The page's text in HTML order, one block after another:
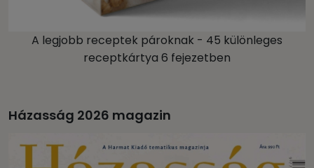
A legjobb receptek pároknak - 45 különleges
receptkártya 6 fejezetben
Házasság 2026 magazin